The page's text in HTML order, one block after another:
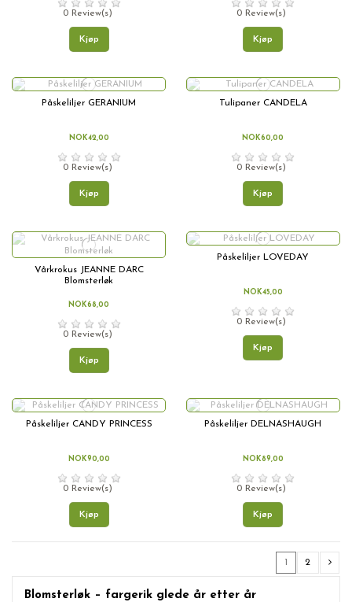
0 Review(s)
Kjøp
0 Review(s)
Kjøp
Påskeliljer GERANIUM
NOK42,00
0 Review(s)
Kjøp
Tulipaner CANDELA
NOK60,00
0 Review(s)
Kjøp
Vårkrokus JEANNE DARC
Blomsterløk
NOK68,00
0 Review(s)
Kjøp
Påskeliljer LOVEDAY
NOK45,00
0 Review(s)
Kjøp
Påskeliljer CANDY PRINCESS
NOK90,00
0 Review(s)
Kjøp
Påskeliljer DELNASHAUGH
NOK89,00
0 Review(s)
Kjøp
1 2
Blomsterløk – fargerik glede år etter år